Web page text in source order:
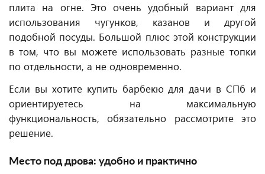
плита на огне. Это очень удобный вариант для
использования чугунков, казанов и другой
подобной посуды. Большой плюс этой конструкции
в том, что вы можете использовать разные топки
по отдельности, а не одновременно.
Если вы хотите купить барбекю для дачи в СПб и
ориентируетесь на максимальную
функциональность, обязательно рассмотрите это
решение.
Место под дрова: удобно и практично